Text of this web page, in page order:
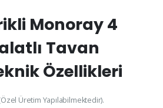
Monoray 4
Tavan
Özellikleri
Üretim Yapılabilmektedir).